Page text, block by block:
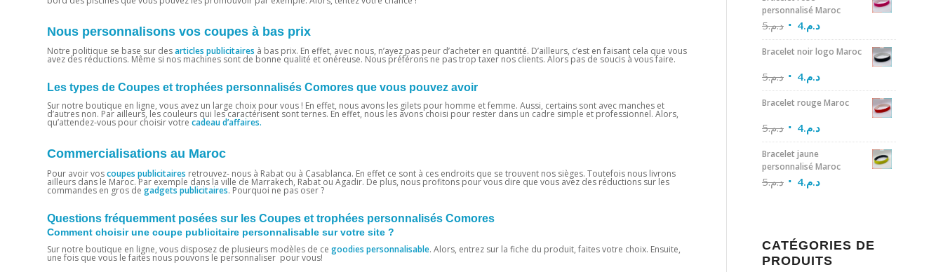
Nous personnalisons vos coupes à bas prix
Notre politique se base sur desarticles publicitaires à bas prix. En effet, avec nous, n’ayez pas peur d’acheter en quantité. D’ailleurs, c’est en faisant cela que vous
avez des réductions. Même si nos machines sont de bonne qualité et onéreuse. Nous préférons ne pas trop taxer nos clients. Alors pas de soucis à vous faire.
Les types de Coupes et trophées personnalisés Comores que vous pouvez avoir
Sur notre boutique en ligne, vous avez un large choix pour vous ! En effet, nous avons les gilets pour homme et femme. Aussi, certains sont avec manches et
d’autres non. Par ailleurs, les couleurs qui les caractérisent sont ternes. En effet, nous les avons choisi pour rester dans un cadre simple et professionnel. Alors,
qu’attendez-vous pour choisir votre cadeau d’affaires.
Commercialisations au Maroc
Pour avoir voscoupes publicitaires retrouvez- nous à Rabat ou à Casablanca. En effet ce sont à ces endroits que se trouvent nos sièges. Toutefois nous livrons
ailleurs dans le Maroc. Par exemple dans la ville de Marrakech, Rabat ou Agadir. De plus, nous profitons pour vous dire que vous avez des réductions sur les
commandes en gros de gadgets publicitaires. Pourquoi ne pas oser ?
Questions fréquemment posées sur les Coupes et trophées personnalisés Comores
Comment choisir une coupe publicitaire personnalisable sur votre site ?
Sur notre boutique en ligne, vous disposez de plusieurs modèles de ce goodies personnalisable. Alors, entrez sur la fiche du produit, faites votre choix. Ensuite,
une fois que vous le faites nous pouvons le personnaliser pour vous!
personnalisé Maroc
د.م.5 د.م.4
Bracelet noir logo Maroc
د.م.5 د.م.4
Bracelet rouge Maroc
د.م.5 د.م.4
Bracelet jaune
personnalisé Maroc
د.م.5 د.م.4
CATÉGORIES DE
PRODUITS